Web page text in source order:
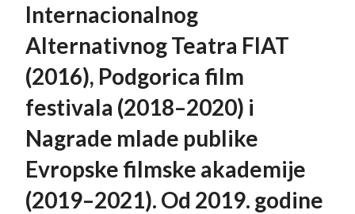
Internacionalnog
Alternativnog Teatra FIAT
(2016), Podgorica film
festivala (2018–2020) i
Nagrade mlade publike
Evropske filmske akademije
(2019–2021). Od 2019. godine